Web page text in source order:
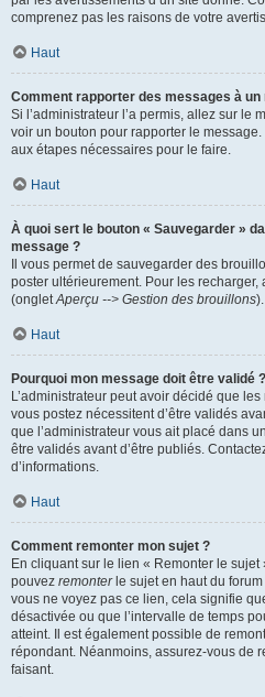
comprenez pas les raisons de votre
Haut
Comment rapporter des messages à un
Si l’administrateur l’a permis, allez sur le
voir un bouton pour rapporter le
aux étapes nécessaires pour le faire.
Haut
À quoi sert le bouton « Sauvegarder »
message ?
Il vous permet de sauvegarder des
poster ultérieurement. Pour les
(ongletAperçu --> Gestion des brouillons).
Haut
Pourquoi mon message doit être validé ?
L’administrateur peut avoir décidé que
vous postez nécessitent d’être validés
que l’administrateur vous ait placé dans
être validés avant d’être publiés.
d’informations.
Haut
Comment remonter mon sujet ?
En cliquant sur le lien « Remonter le
pouvez remonterle sujet en haut du
vous ne voyez pas ce lien, cela signifie
désactivée ou que l’intervalle de temps
atteint. Il est également possible de
répondant. Néanmoins, assurez-vous de
faisant.